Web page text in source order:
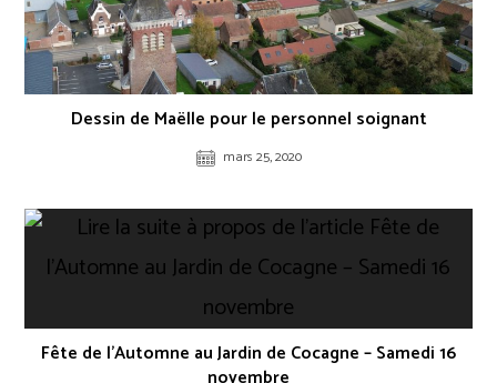
Dessin de Maëlle pour le personnel soignant
mars 25, 2020
Fête de l’Automne au Jardin de Cocagne – Samedi 16